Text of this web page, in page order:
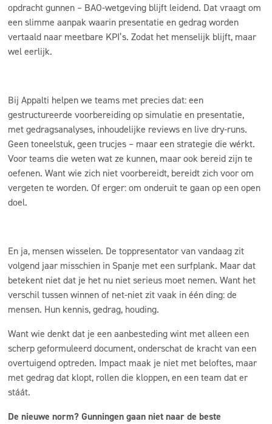
opdracht gunnen – BAO-wetgeving blijft leidend. Dat vraagt om
een slimme aanpak waarin presentatie en gedrag worden
vertaald naar meetbare KPI’s. Zodat het menselijk blijft, maar
wel eerlijk.
Bij Appalti helpen we teams met precies dat: een
gestructureerde voorbereiding op simulatie en presentatie,
met gedragsanalyses, inhoudelijke reviews en live dry-runs.
Geen toneelstuk, geen trucjes – maar een strategie die wérkt.
Voor teams die weten wat ze kunnen, maar ook bereid zijn te
oefenen. Want wie zich niet voorbereidt, bereidt zich voor om
vergeten te worden. Of erger: om onderuit te gaan op een open
doel.
En ja, mensen wisselen. De toppresentator van vandaag zit
volgend jaar misschien in Spanje met een surfplank. Maar dat
betekent niet dat je het nu niet serieus moet nemen. Want het
verschil tussen winnen of net-niet zit vaak in één ding: de
mensen. Hun kennis, gedrag, houding.
Want wie denkt dat je een aanbesteding wint met alleen een
scherp geformuleerd document, onderschat de kracht van een
overtuigend optreden. Impact maak je niet met beloftes, maar
met gedrag dat klopt, rollen die kloppen, en een team dat er
stáát.
De nieuwe norm? Gunningen gaan niet naar de beste